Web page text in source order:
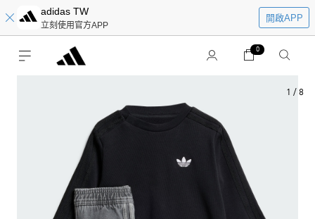
adidas TW
立刻使用官方APP
開啟APP
0
1 / 8